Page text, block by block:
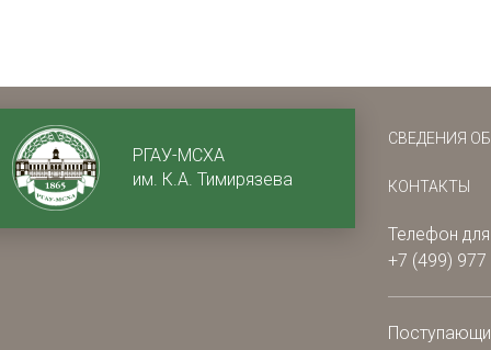
РГАУ-МСХА
им. К.А. Тимирязева
СВЕДЕНИЯ
КОНТАКТЫ
Телефон
+7 (499) 977